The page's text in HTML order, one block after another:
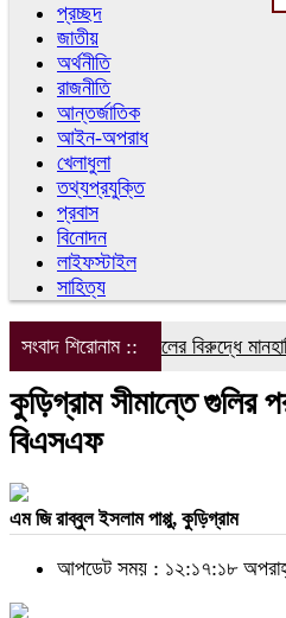
প্রচ্ছদ
জাতীয়
অর্থনীতি
রাজনীতি
আন্তর্জাতিক
আইন-অপরাধ
খেলাধুলা
তথ্যপ্রযুক্তি
প্রবাস
বিনোদন
লাইফস্টাইল
সাহিত্য
সংবাদ শিরোনাম ::ডিপজলের বিরুদ্ধে মানহানির
কুড়িগ্রাম সীমান্তে গুলির
বিএসএফ
এম জি রাব্বুল ইসলাম পাপ্পু, কুড়িগ্রাম
আপডেট সময় : ১২:১৭:১৮